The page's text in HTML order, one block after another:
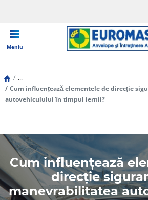
Meniu
...
Cum influențează elementele de direcție
autovehiculului în timpul iernii?
Cum influențează
direcție
manevrabilitatea